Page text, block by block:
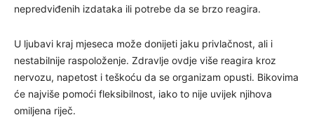
nepredviđenih izdataka ili potrebe da se brzo reagira.
U ljubavi kraj mjeseca može donijeti jaku privlačnost, ali i
nestabilnije raspoloženje. Zdravlje ovdje više reagira kroz
nervozu, napetost i teškoću da se organizam opusti. Bikovima
će najviše pomoći fleksibilnost, iako to nije uvijek njihova
omiljena riječ.